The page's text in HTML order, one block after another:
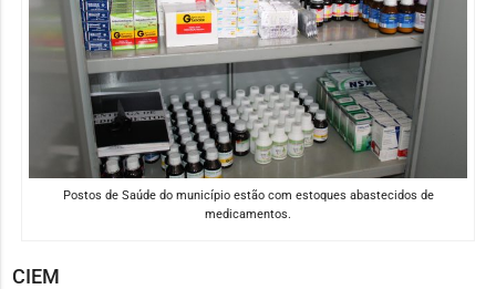
Postos de Saúde do município estão com estoques abastecidos de
medicamentos.
CIEM